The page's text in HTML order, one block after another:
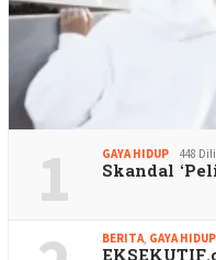
1 GAYA HIDUP 448
Skandal
BERITA, GAYA HIDUP